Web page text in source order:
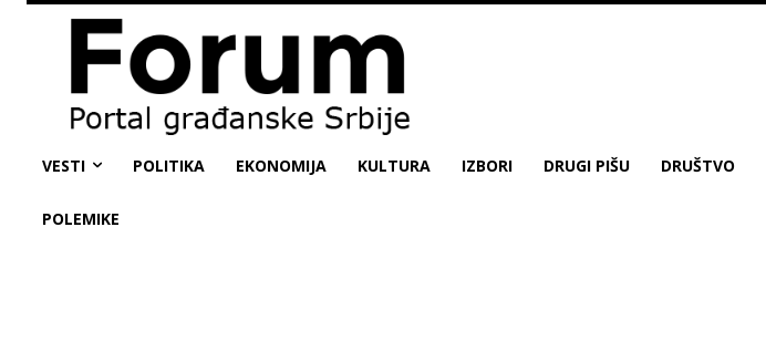
VESTI POLITIKA EKONOMIJA KULTURA IZBORI DRUGI PIŠU DRUŠTVO
POLEMIKE